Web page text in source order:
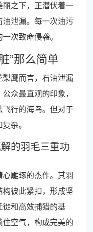
之下，正潜伏着一
泄漏。每一次油污
次致命侵袭。
”那么简单
鹰而言，石油泄漏
众最直观的印象，
行的海鸟。但对于
杂。
的羽毛三重功
雕琢的杰作。其羽
彼此紧扣，形成坚
和高效捕猎的基
空气，构成完美的